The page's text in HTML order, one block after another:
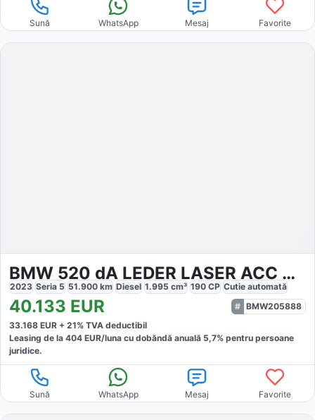
Sună WhatsApp Mesaj Favorite
BMW 520 dA LEDER LASER ACC HUD SPORTSITZ SHZ DAB HIF
2023 Seria 5 51.900 km Diesel 1.995 cm³ 190 CP Cutie automată
40.133 EUR
BMW205888
33.168 EUR + 21% TVA deductibil
Leasing de la 404 EUR/luna cu dobăndă anuală 5,7% pentru persoane
juridice.
Sună WhatsApp Mesaj Favorite